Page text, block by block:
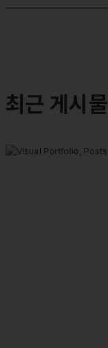
최근 게시물